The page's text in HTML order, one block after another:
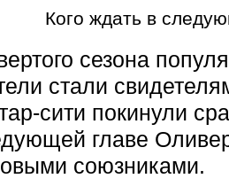
Кого ждать в
сезона
стали
сити покинули
главе
союзниками.